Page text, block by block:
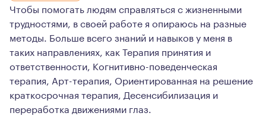
Чтобы помогать людям справляться с жизненными
трудностями, в своей работе я опираюсь на разные
методы. Больше всего знаний и навыков у меня в
таких направлениях, как Терапия принятия и
ответственности, Когнитивно-поведенческая
терапия, Арт-терапия, Ориентированная на решение
краткосрочная терапия, Десенсибилизация и
переработка движениями глаз.